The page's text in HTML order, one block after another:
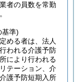
者の員数を常勤
基準)
める者は、法人
われる介護予防
により行われる
テーション、介
護予防短期入所